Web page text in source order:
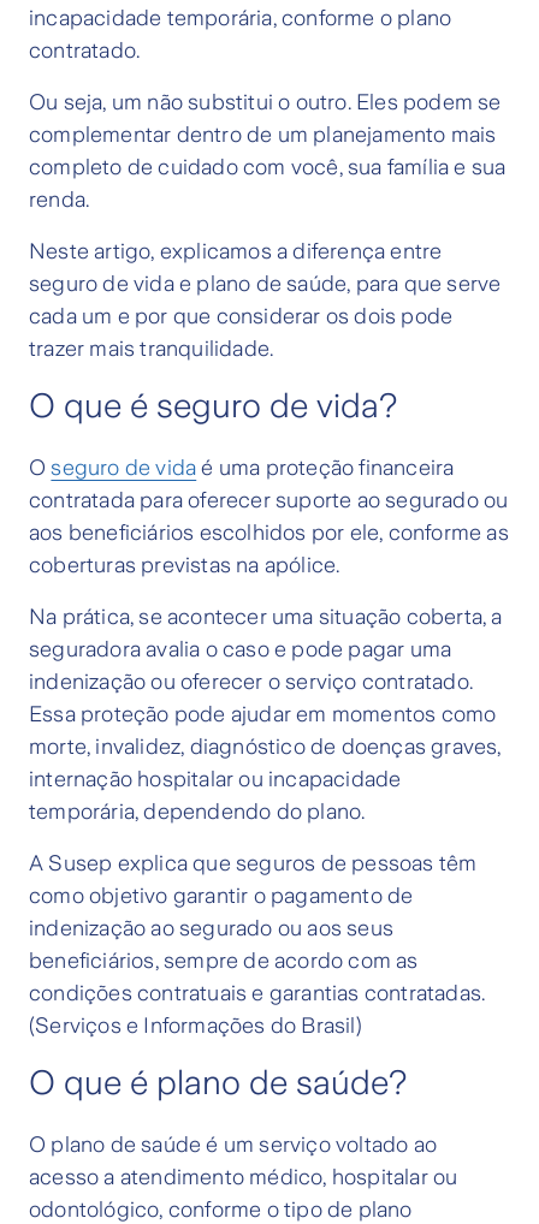
incapacidade temporária, conforme o plano
contratado.
Ou seja, um não substitui o outro. Eles podem se
complementar dentro de um planejamento mais
completo de cuidado com você, sua família e sua
renda.
Neste artigo, explicamos a diferença entre
seguro de vida e plano de saúde, para que serve
cada um e por que considerar os dois pode
trazer mais tranquilidade.
O que é seguro de vida?
Oseguro de vida é uma proteção financeira
contratada para oferecer suporte ao segurado ou
aos beneficiários escolhidos por ele, conforme as
coberturas previstas na apólice.
Na prática, se acontecer uma situação coberta, a
seguradora avalia o caso e pode pagar uma
indenização ou oferecer o serviço contratado.
Essa proteção pode ajudar em momentos como
morte, invalidez, diagnóstico de doenças graves,
internação hospitalar ou incapacidade
temporária, dependendo do plano.
A Susep explica que seguros de pessoas têm
como objetivo garantir o pagamento de
indenização ao segurado ou aos seus
beneficiários, sempre de acordo com as
condições contratuais e garantias contratadas.
(Serviços e Informações do Brasil)
O que é plano de saúde?
O plano de saúde é um serviço voltado ao
acesso a atendimento médico, hospitalar ou
odontológico, conforme o tipo de plano